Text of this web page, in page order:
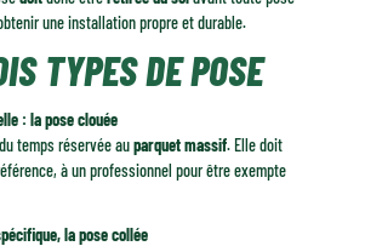
une installation propre et durable.
TYPES DE POSE
: la pose clouée
temps réservée auparquet massif. Elle doit
à un professionnel pour être exempte
la pose collée